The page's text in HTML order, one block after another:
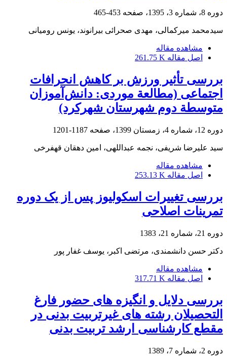
دوره 8، شماره 3، 1395، صفحه 453-465
سیدمحمد میرکمالی، مهدی صحرائی بیرانوند، یونس رومیانی
مشاهده مقاله
اصل مقاله 261.75 K
بررسی تأثیر ورزش بر کاهش انحرافات
اجتماعی (مطالعة موردی: دانش‌آموزان
متوسطة دوم شهرستان شهرکرد)
دوره 12، شماره 4، زمستان 1399، صفحه 1187-1201
سید علیرضا شریفی، نجمه عبداللهی، امین دهقان قهفرخی
مشاهده مقاله
اصل مقاله 253.13 K
بررسی تغییرات اسکولیوز پس از یک دوره
تمرینات اصلاحی
دوره 21، شماره 21، 1383
دکتر حسن دانشمندی، مرتضی اکبر، یوسف غفار پور
مشاهده مقاله
اصل مقاله 317.71 K
بررسی دلایل و انگیزه های حضور فارغ
التحصیلان رشته های غیرتربیت بدنی در
مقطع کارشناسی ارشد تربیت بدنی
دوره 2، شماره 7، 1389